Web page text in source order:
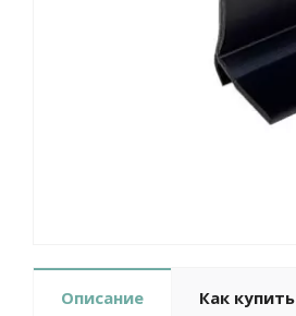
Описание Как купить